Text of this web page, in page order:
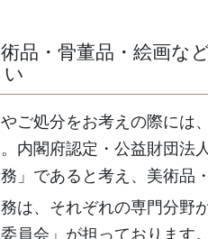
品・骨董品・絵画な
ご処分をお考えの際には
内閣府認定・公益財団法
」であると考え、美術品
は、それぞれの専門分野
員会」が担っております。